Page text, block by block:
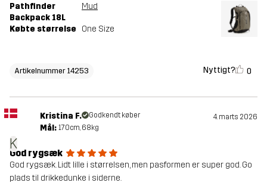
Pathfinder
Backpack 18L
Mud
Købte størrelse One Size
Artikelnummer 14253 Nyttigt? 0
K
Kristina F. Godkendt køber 4. marts 2026
Mål: 170cm, 68kg
God rygsæk
God rygsæk. Lidt lille i størrelsen, men pasformen er super god. Go
plads til drikkedunke i siderne.